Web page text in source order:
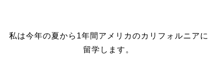
私は今年の夏から1年間アメリカのカリフォルニアに
留学します。